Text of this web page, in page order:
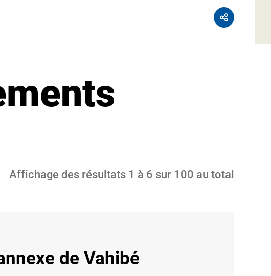
Affichage des résultats 1 à 6 sur 100 au total
de Vahibé